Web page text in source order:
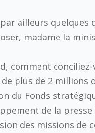
par ailleurs quelques
madame la
comment conciliez-
de plus de 2 millions
du Fonds
de la presse
des missions de